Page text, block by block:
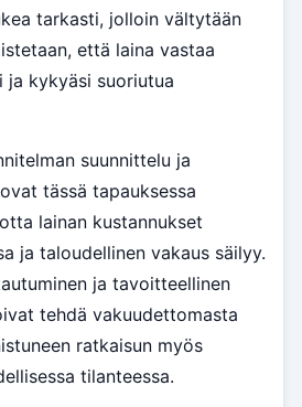
tarkasti, jolloin vältytään
että laina vastaa
kykyäsi suoriutua
suunnittelu ja
tässä tapauksessa
lainan kustannukset
ja taloudellinen vakaus säilyy.
ja tavoitteellinen
tehdä vakuudettomasta
ratkaisun myös
tilanteessa.